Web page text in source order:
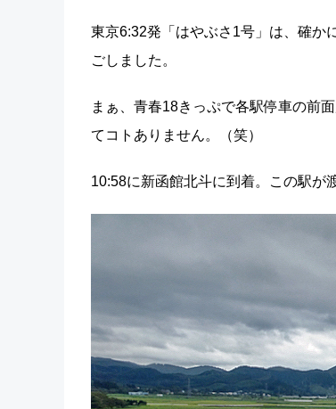
東京6:32発「はやぶさ1号」は、確か
ごしました。
まぁ、青春18きっぷで各駅停車の前
てコトありません。（笑）
10:58に新函館北斗に到着。この駅が